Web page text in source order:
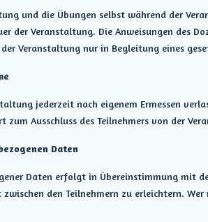
und die Übungen selbst während der
der Veranstaltung. Die Anweisungen des
Veranstaltung nur in Begleitung eines
jederzeit nach eigenem Ermessen
zum Ausschluss des Teilnehmers von der
Daten
Daten erfolgt in Übereinstimmung mit
den Teilnehmern zu erleichtern.